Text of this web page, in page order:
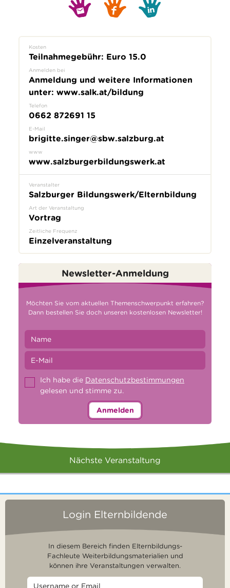
Kosten
Teilnahmegebühr: Euro 15.0
Anmelden bei
Anmeldung und weitere Informationen
unter: www.salk.at/bildung
Telefon
0662 872691 15
E-Mail
brigitte.singer@sbw.salzburg.at
www
www.salzburgerbildungswerk.at
Veranstalter
Salzburger Bildungswerk/Elternbildung
Art der Veranstaltung
Vortrag
Zeitliche Frequenz
Einzelveranstaltung
Newsletter-Anmeldung
Möchten Sie vom aktuellen Themenschwerpunkt erfahren?
Dann bestellen Sie doch unseren kostenlosen Newsletter!
Ich habe die Datenschutzbestimmungen
gelesen und stimme zu.
Anmelden
Nächste Veranstaltung
Login Elternbildende
In diesem Bereich finden Elternbildungs-
Fachleute Weiterbildungsmaterialien und
können ihre Veranstaltungen verwalten.